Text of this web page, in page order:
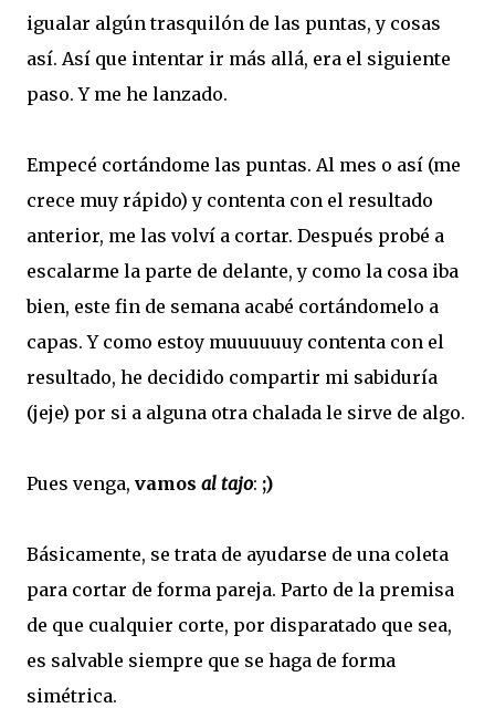
igualar algún trasquilón de las puntas, y cosas
así. Así que intentar ir más allá, era el siguiente
paso. Y me he lanzado.
Empecé cortándome las puntas. Al mes o así (me
crece muy rápido) y contenta con el resultado
anterior, me las volví a cortar. Después probé a
escalarme la parte de delante, y como la cosa iba
bien, este fin de semana acabé cortándomelo a
capas. Y como estoy muuuuuuy contenta con el
resultado, he decidido compartir mi sabiduría
(jeje) por si a alguna otra chalada le sirve de algo.
Pues venga, vamos al tajo: ;)
Básicamente, se trata de ayudarse de una coleta
para cortar de forma pareja. Parto de la premisa
de que cualquier corte, por disparatado que sea,
es salvable siempre que se haga de forma
simétrica.